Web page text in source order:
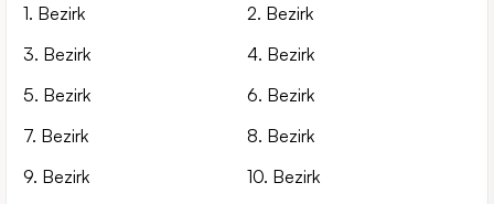
1. Bezirk
2. Bezirk
3. Bezirk
4. Bezirk
5. Bezirk
6. Bezirk
7. Bezirk
8. Bezirk
9. Bezirk
10. Bezirk